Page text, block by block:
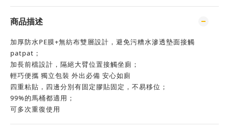
商品描述
加厚防水PE膜+無紡布雙層設計，避免污糟水滲透墊面接觸
patpat；
加長前檔設計，隔絕大臂位置接觸坐廁；
輕巧便攜 獨立包裝 外出必備 安心如廁
四重粘貼，四邊分別有固定膠貼固定，不易移位；
99%的馬桶都適用；
可多次重復使用